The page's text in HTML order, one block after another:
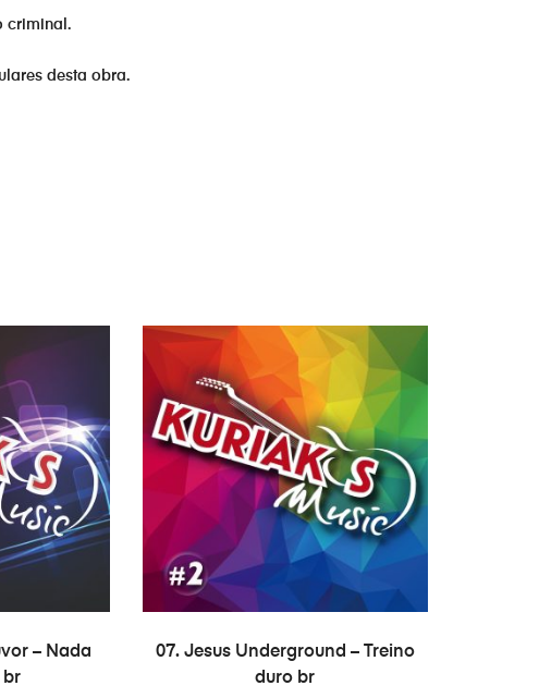
criminal.
desta obra.
– Nada
br
ADICIONAR
07. Jesus Underground – Treino
duro br